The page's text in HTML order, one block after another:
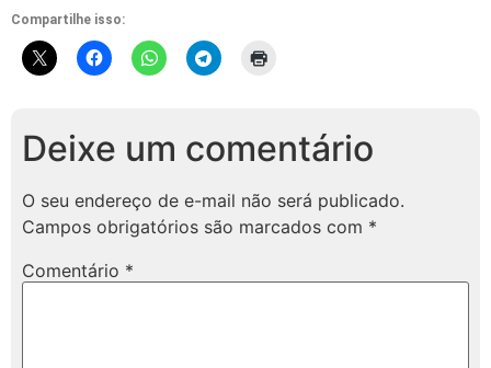
Compartilhe isso:
Deixe um comentário
O seu endereço de e-mail não será publicado.
Campos obrigatórios são marcados com *
Comentário *